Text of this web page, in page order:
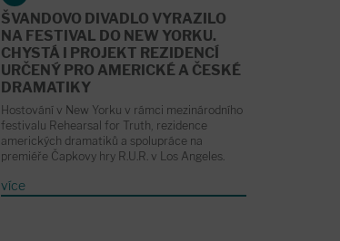
ŠVANDOVO DIVADLO VYRAZILO
NA FESTIVAL DO NEW YORKU.
CHYSTÁ I PROJEKT REZIDENCÍ
URČENÝ PRO AMERICKÉ A ČESKÉ
DRAMATIKY
Hostování v New Yorku v rámci mezinárodního
festivalu Rehearsal for Truth, rezidence
amerických dramatiků a spolupráce na
premiéře Čapkovy hry R.U.R. v Los Angeles.
více